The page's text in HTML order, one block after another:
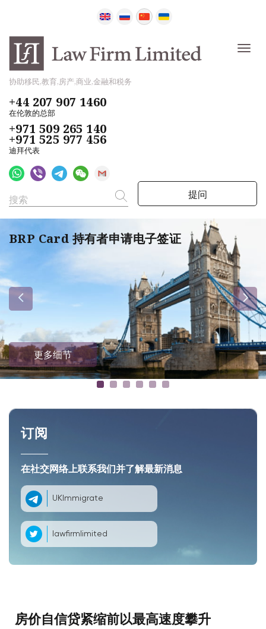
协助移民,教育,房产,商业,金融和税务
+44 207 907 1460
在伦敦的总部
+971 509 265 140
+971 525 977 456
迪拜代表
提问
BRP Card 持有者申请电子签证
更多细节
订阅
在社交网络上联系我们并了解最新消息
UKImmigrate
lawfirmlimited
房价自信贷紧缩前以最高速度攀升